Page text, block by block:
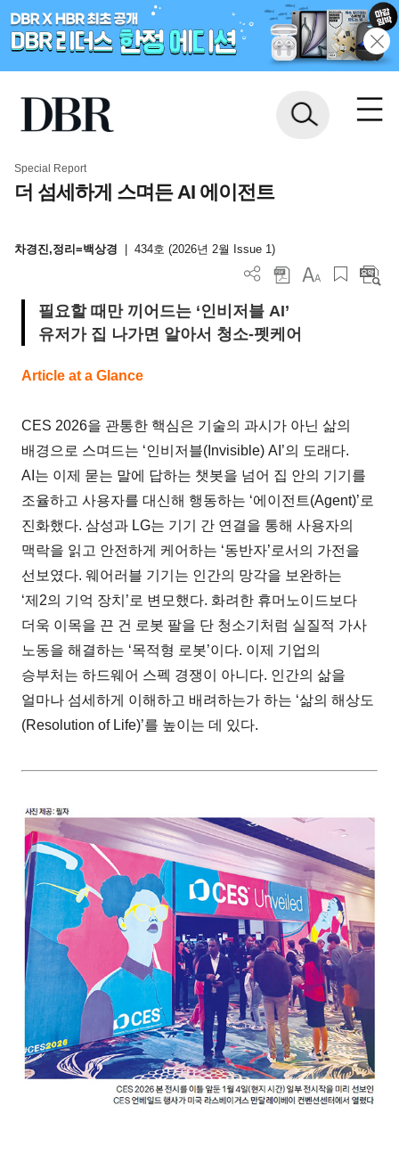
Special Report
더 섬세하게 스며든 AI 에이전트
차경진,정리=백상경 434호 (2026년 2월 Issue 1)
필요할 때만 끼어드는 ‘인비저블 AI’
유저가 집 나가면 알아서 청소-펫케어
Article at a Glance
CES 2026을 관통한 핵심은 기술의 과시가 아닌 삶의
배경으로 스며드는 ‘인비저블(Invisible) AI’의 도래다.
AI는 이제 묻는 말에 답하는 챗봇을 넘어 집 안의 기기를
조율하고 사용자를 대신해 행동하는 ‘에이전트(Agent)’로
진화했다. 삼성과 LG는 기기 간 연결을 통해 사용자의
맥락을 읽고 안전하게 케어하는 ‘동반자’로서의 가전을
선보였다. 웨어러블 기기는 인간의 망각을 보완하는
‘제2의 기억 장치’로 변모했다. 화려한 휴머노이드보다
더욱 이목을 끈 건 로봇 팔을 단 청소기처럼 실질적 가사
노동을 해결하는 ‘목적형 로봇’이다. 이제 기업의
승부처는 하드웨어 스펙 경쟁이 아니다. 인간의 삶을
얼마나 섬세하게 이해하고 배려하는가 하는 ‘삶의 해상도
(Resolution of Life)’를 높이는 데 있다.